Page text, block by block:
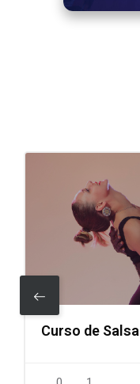
Curso de Salsa